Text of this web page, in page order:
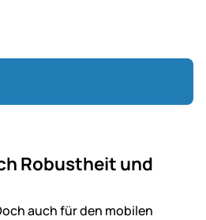
Robustheit und
auch für den mobilen